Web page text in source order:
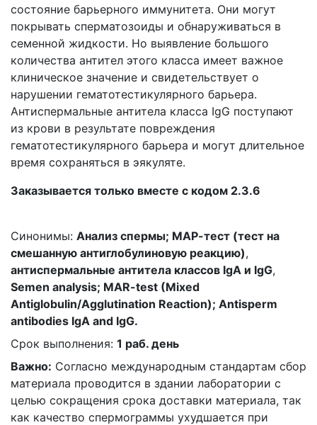
состояние барьерного иммунитета. Они могут
покрывать сперматозоиды и обнаруживаться в
семенной жидкости. Но выявление большого
количества антител этого класса имеет важное
клиническое значение и свидетельствует о
нарушении гематотестикулярного барьера.
Антиспермальные антитела класса IgG поступают
из крови в результате повреждения
гематотестикулярного барьера и могут длительное
время сохраняться в эякуляте.
Заказывается только вместе с кодом 2.3.6
Синонимы: Анализ спермы; MAР-тест (тест на
смешанную антиглобулиновую реакцию),
антиспермальные антитела классов IgA и IgG,
Semen analysis; MAR-test (Mixed
Antiglobulin/Agglutination Reaction); Antisperm
antibodies IgA and IgG.
Срок выполнения: 1 раб. день
Важно: Согласно международным стандартам сбор
материала проводится в здании лаборатории с
целью сокращения срока доставки материала, так
как качество спермограммы ухудшается при